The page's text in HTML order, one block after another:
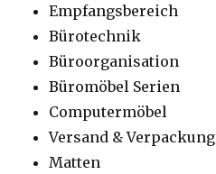
Empfangsbereich
Bürotechnik
Büroorganisation
Büromöbel Serien
Computermöbel
Versand & Verpackung
Matten